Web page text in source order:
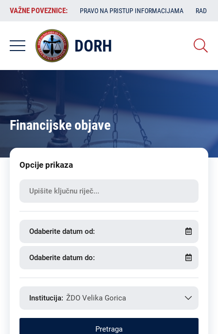
Skoči
sadržaj
VAŽNE
POVEZNICE:
VAŽNE POVEZNICE: PRAVO NA PRISTUP INFORMACIJAMA RAD
DORH
Financijske objave
Opcije prikaza
Odaberite datum od:
Odaberite datum do:
Institucija: ŽDO Velika Gorica